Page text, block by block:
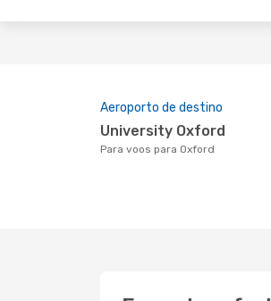
Aeroporto de destino
University Oxford
Para voos para Oxford